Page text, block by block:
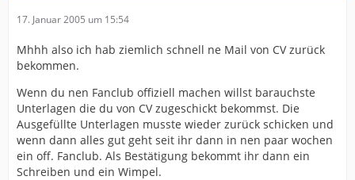
17. Januar 2005 um 15:54
Mhhh also ich hab ziemlich schnell ne Mail von CV zurück
bekommen.
Wenn du nen Fanclub offiziell machen willst barauchste
Unterlagen die du von CV zugeschickt bekommst. Die
Ausgefüllte Unterlagen musste wieder zurück schicken und
wenn dann alles gut geht seit ihr dann in nen paar wochen
ein off. Fanclub. Als Bestätigung bekommt ihr dann ein
Schreiben und ein Wimpel.